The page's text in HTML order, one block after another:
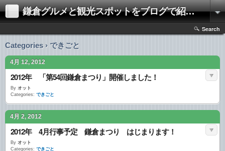
鎌倉グルメと観光スポットをブログで紹介 〜カマクライフ（kamakura life）〜
Search
Categories › できごと
4月 12, 2012
2012年 「第54回鎌倉まつり」開催しました！
By オット
Categories: できごと
4月 2, 2012
2012年 4月行事予定 鎌倉まつり はじまります！
By オット
Categories: できごと